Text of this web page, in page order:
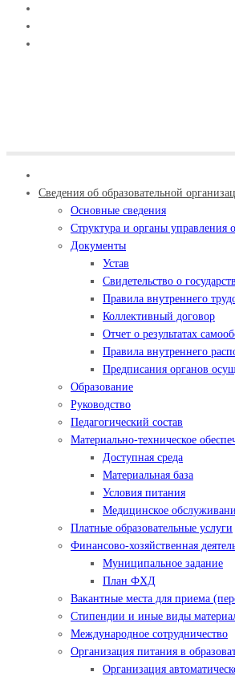
Сведения об образовательной
Основные сведения
Структура и органы управления
Документы
Устав
Свидетельство о
Правила внутреннего
Коллективный договор
Отчет о результатах
Правила внутреннего
Предписания органов
Образование
Руководство
Педагогический состав
Материально-техническое
Доступная среда
Материальная база
Условия питания
Медицинское
Платные образовательные услуги
Финансово-хозяйственная
Муниципальное задание
План ФХД
Вакантные места для приема
Стипендии и иные виды
Международное сотрудничество
Организация питания в
Организация